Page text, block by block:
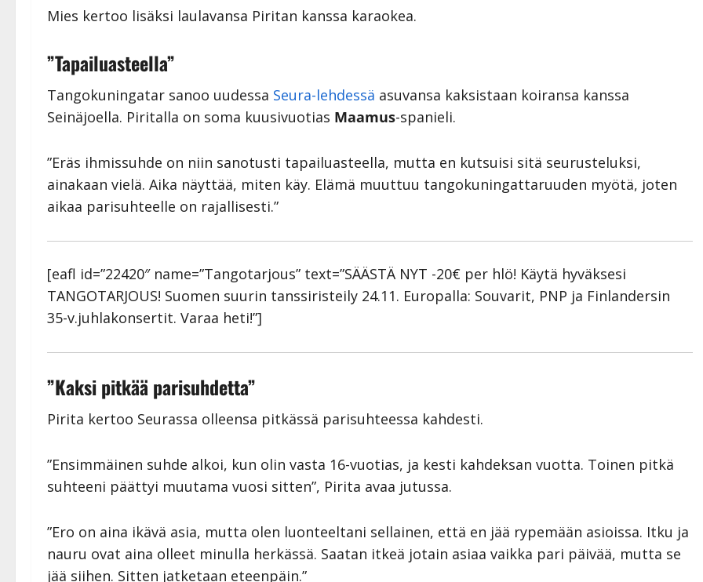
Mies kertoo lisäksi laulavansa Piritan kanssa karaokea.
”Tapailuasteella”
Tangokuningatar sanoo uudessa Seura-lehdessä asuvansa kaksistaan koiransa kanssa
Seinäjoella. Piritalla on soma kuusivuotias Maamus-spanieli.
”Eräs ihmissuhde on niin sanotusti tapailuasteella, mutta en kutsuisi sitä seurusteluksi,
ainakaan vielä. Aika näyttää, miten käy. Elämä muuttuu tangokuningattaruuden myötä, joten
aikaa parisuhteelle on rajallisesti.”
[eafl id=”22420″ name=”Tangotarjous” text=”SÄÄSTÄ NYT -20€ per hlö! Käytä hyväksesi
TANGOTARJOUS! Suomen suurin tanssiristeily 24.11. Europalla: Souvarit, PNP ja Finlandersin
35-v.juhlakonsertit. Varaa heti!”]
”Kaksi pitkää parisuhdetta”
Pirita kertoo Seurassa olleensa pitkässä parisuhteessa kahdesti.
”Ensimmäinen suhde alkoi, kun olin vasta 16-vuotias, ja kesti kahdeksan vuotta. Toinen pitkä
suhteeni päättyi muutama vuosi sitten”, Pirita avaa jutussa.
”Ero on aina ikävä asia, mutta olen luonteeltani sellainen, että en jää rypemään asioissa. Itku ja
nauru ovat aina olleet minulla herkässä. Saatan itkeä jotain asiaa vaikka pari päivää, mutta se
jää siihen. Sitten jatketaan eteenpäin.”